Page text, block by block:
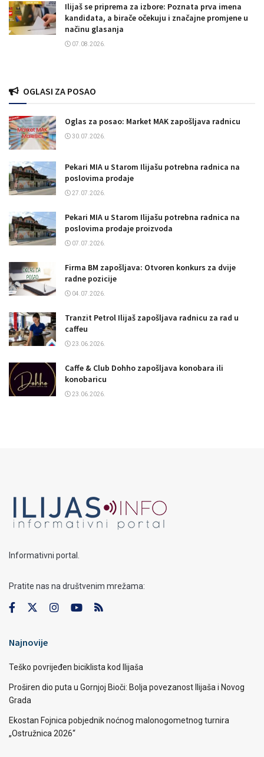
Ilijaš se priprema za izbore: Poznata prva imena
kandidata, a birače očekuju i značajne promjene u
načinu glasanja
07.08.2026.
OGLASI ZA POSAO
Oglas za posao: Market MAK zapošljava radnicu
30.07.2026.
Pekari MIA u Starom Ilijašu potrebna radnica na
poslovima prodaje
27.07.2026.
Pekari MIA u Starom Ilijašu potrebna radnica na
poslovima prodaje proizvoda
07.07.2026.
Firma BM zapošljava: Otvoren konkurs za dvije
radne pozicije
04.07.2026.
Tranzit Petrol Ilijaš zapošljava radnicu za rad u
caffeu
23.06.2026.
Caffe & Club Dohho zapošljava konobara ili
konobaricu
23.06.2026.
Informativni portal.
Pratite nas na društvenim mrežama:
Najnovije
Teško povrijeđen biciklista kod Ilijaša
Proširen dio puta u Gornjoj Bioči: Bolja povezanost Ilijaša i Novog
Grada
Ekostan Fojnica pobjednik noćnog malonogometnog turnira
„Ostružnica 2026“